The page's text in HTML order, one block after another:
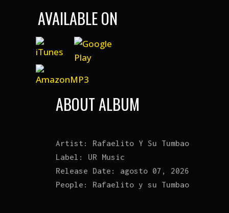
AVAILABLE ON
ABOUT ALBUM
Artist: Rafaelito Y Su Tumbao
Label: UR Music
Release Date:
agosto 07, 2026
People:
Rafaelito y su Tumbao